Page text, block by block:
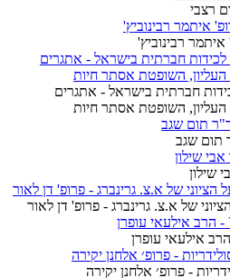
רצבי
רבינוביץ'
יום העצמאות 2018: לכידות חברתית בישראל - אתגרים
השופטת אסתר חיות
תום שגב
של א.צ. גרינברג - פרופ' דן לאור
אילעאי עופרן
- פרופ׳ אלחנן יקירה